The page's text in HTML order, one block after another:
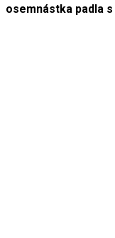
osemnástka padla